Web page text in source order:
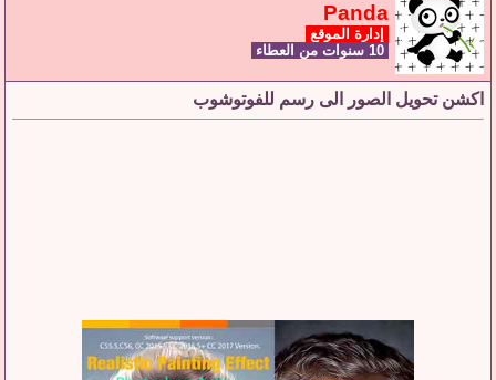
Panda
إدارة الموقع
اكشن تحويل الصور الى رسم للفوتوشوب